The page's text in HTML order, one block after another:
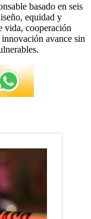
basado en seis
equidad y
vida, cooperación
avance sin